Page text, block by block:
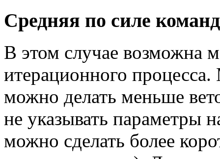
Средняя по силе
В этом случае возможна
итерационного
можно делать меньше
не указывать параметры
можно сделать более